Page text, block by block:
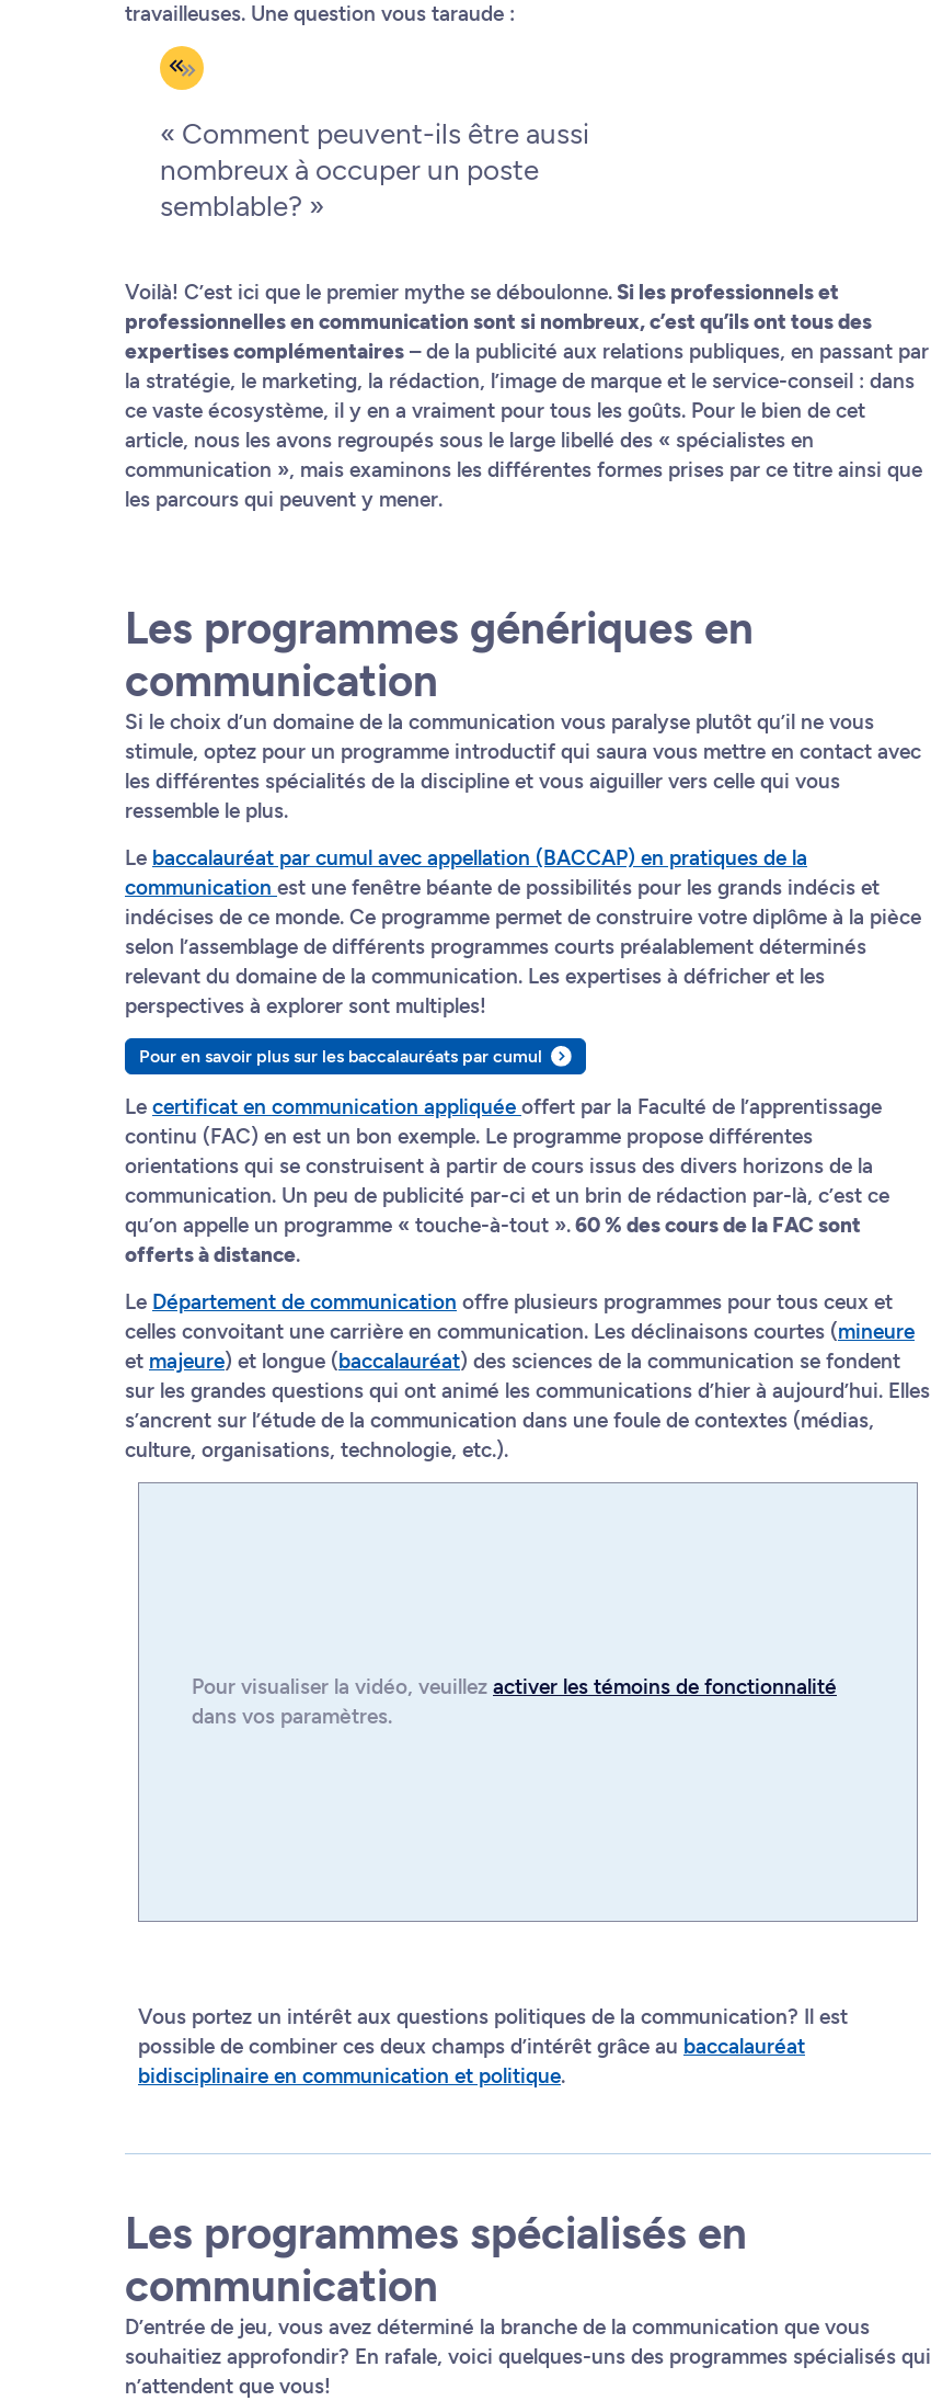
travailleuses. Une question vous taraude :
« Comment peuvent-ils être aussi
nombreux à occuper un poste
semblable? »
Voilà! C’est ici que le premier mythe se déboulonne. Si les professionnels et
professionnelles en communication sont si nombreux, c’est qu’ils ont tous des
expertises complémentaires – de la publicité aux relations publiques, en passant par
la stratégie, le marketing, la rédaction, l’image de marque et le service-conseil : dans
ce vaste écosystème, il y en a vraiment pour tous les goûts. Pour le bien de cet
article, nous les avons regroupés sous le large libellé des « spécialistes en
communication », mais examinons les différentes formes prises par ce titre ainsi que
les parcours qui peuvent y mener.
Les programmes génériques en
communication
Si le choix d’un domaine de la communication vous paralyse plutôt qu’il ne vous
stimule, optez pour un programme introductif qui saura vous mettre en contact avec
les différentes spécialités de la discipline et vous aiguiller vers celle qui vous
ressemble le plus.
Le baccalauréat par cumul avec appellation (BACCAP) en pratiques de la
communication est une fenêtre béante de possibilités pour les grands indécis et
indécises de ce monde. Ce programme permet de construire votre diplôme à la pièce
selon l’assemblage de différents programmes courts préalablement déterminés
relevant du domaine de la communication. Les expertises à défricher et les
perspectives à explorer sont multiples!
Pour en savoir plus sur les baccalauréats par cumul
Le certificat en communication appliquée offert par la Faculté de l’apprentissage
continu (FAC) en est un bon exemple. Le programme propose différentes
orientations qui se construisent à partir de cours issus des divers horizons de la
communication. Un peu de publicité par-ci et un brin de rédaction par-là, c’est ce
qu’on appelle un programme « touche-à-tout ».60 % des cours de la FAC sont
offerts à distance.
Le Département de communication offre plusieurs programmes pour tous ceux et
celles convoitant une carrière en communication. Les déclinaisons courtes (mineure
et majeure) et longue (baccalauréat) des sciences de la communication se fondent
sur les grandes questions qui ont animé les communications d’hier à aujourd’hui. Elles
s’ancrent sur l’étude de la communication dans une foule de contextes (médias,
culture, organisations, technologie, etc.).
Pour visualiser la vidéo, veuillez activer les témoins de fonctionnalité
dans vos paramètres.
Vous portez un intérêt aux questions politiques de la communication? Il est
possible de combiner ces deux champs d’intérêt grâce au baccalauréat
bidisciplinaire en communication et politique.
Les programmes spécialisés en
communication
D’entrée de jeu, vous avez déterminé la branche de la communication que vous
souhaitiez approfondir? En rafale, voici quelques-uns des programmes spécialisés qui
n’attendent que vous!